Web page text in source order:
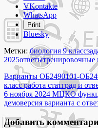
the
post
"Варианты
БИ2490101
БИ2490102
ОГЭ
2025
биология
9
класс
работа
статград
ответы"
VKontakte
WhatsApp
Print
Bluesky
Метки:биология 9 класс
2025ответытренировочные
Навигация
по
записям
Варианты ОБ2490101-
класс работа статград и
6 ноября 2024 МЦКО
демоверсия варианта с
Добавить